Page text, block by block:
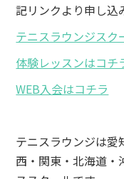
記リンクより申し込
テニスラウンジスク
体験レッスンはコチ
WEB入会はコチラ
テニスラウンジは愛
西・関東・北海道・